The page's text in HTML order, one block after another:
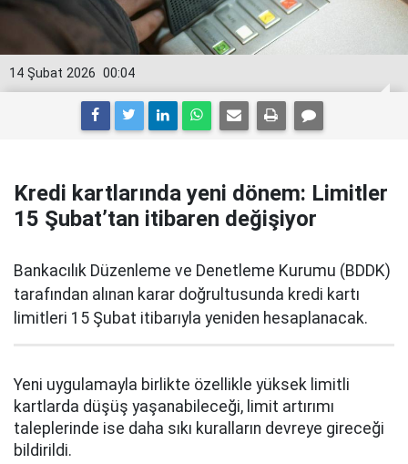
00:04
14 Şubat 2026
Kredi kartlarında yeni dönem: Limitler
15 Şubat’tan itibaren değişiyor
Bankacılık Düzenleme ve Denetleme Kurumu (BDDK)
tarafından alınan karar doğrultusunda kredi kartı
limitleri 15 Şubat itibarıyla yeniden hesaplanacak.
Yeni uygulamayla birlikte özellikle yüksek limitli
kartlarda düşüş yaşanabileceği, limit artırımı
taleplerinde ise daha sıkı kuralların devreye gireceği
bildirildi.